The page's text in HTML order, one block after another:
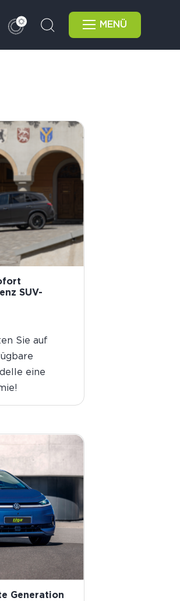
MENÜ
SUV-
Sie auf
eine
Generation